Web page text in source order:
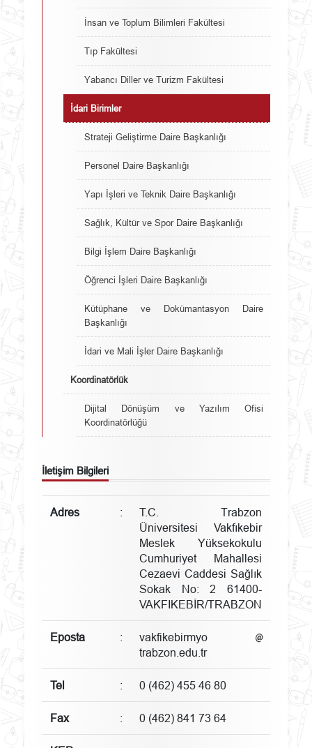
İnsan ve Toplum Bilimleri Fakültesi
Tıp Fakültesi
Yabancı Diller ve Turizm Fakültesi
İdari Birimler
Strateji Geliştirme Daire Başkanlığı
Personel Daire Başkanlığı
Yapı İşleri ve Teknik Daire Başkanlığı
Sağlık, Kültür ve Spor Daire Başkanlığı
Bilgi İşlem Daire Başkanlığı
Öğrenci İşleri Daire Başkanlığı
Kütüphane ve Dokümantasyon Daire
Başkanlığı
İdari ve Mali İşler Daire Başkanlığı
Koordinatörlük
Dijital Dönüşüm ve Yazılım Ofisi
Koordinatörlüğü
İletişim Bilgileri
Adres :
T.C. Trabzon
Üniversitesi Vakfıkebir
Meslek Yüksekokulu
Cumhuriyet Mahallesi
Cezaevi Caddesi Sağlık
Sokak No: 2 61400-
VAKFIKEBİR/TRABZON
Eposta :
vakfikebirmyo
trabzon.edu.tr
Tel : 0 (462) 455 46 80
Fax : 0 (462) 841 73 64